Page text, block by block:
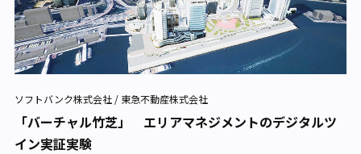
ソフトバンク株式会社 / 東急不動産株式会社
「バーチャル竹芝」 エリアマネジメントのデジタルツ
イン実証実験